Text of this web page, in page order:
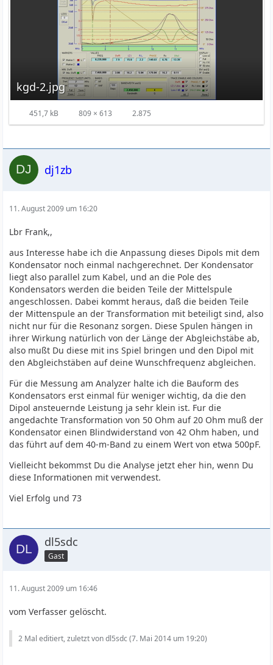
kgd-2.jpg
451,7 kB 809 × 613 2.875
dj1zb
11. August 2009 um 16:20
Lbr Frank,,
aus Interesse habe ich die Anpassung dieses Dipols mit dem
Kondensator noch einmal nachgerechnet. Der Kondensator
liegt also parallel zum Kabel, und an die Pole des
Kondensators werden die beiden Teile der Mittelspule
angeschlossen. Dabei kommt heraus, daß die beiden Teile
der Mittenspule an der Transformation mit beteiligt sind, also
nicht nur für die Resonanz sorgen. Diese Spulen hängen in
ihrer Wirkung natürlich von der Länge der Abgleichstäbe ab,
also mußt Du diese mit ins Spiel bringen und den Dipol mit
den Abgleichstäben auf deine Wunschfrequenz abgleichen.
Für die Messung am Analyzer halte ich die Bauform des
Kondensators erst einmal für weniger wichtig, da die den
Dipol ansteuernde Leistung ja sehr klein ist. Fur die
angedachte Transformation von 50 Ohm auf 20 Ohm muß der
Kondensator einen Blindwiderstand von 42 Ohm haben, und
das führt auf dem 40-m-Band zu einem Wert von etwa 500pF.
Vielleicht bekommst Du die Analyse jetzt eher hin, wenn Du
diese Informationen mit verwendest.
Viel Erfolg und 73
dl5sdc
Gast
11. August 2009 um 16:46
vom Verfasser gelöscht.
2 Mal editiert, zuletzt von dl5sdc (7. Mai 2014 um 19:20)